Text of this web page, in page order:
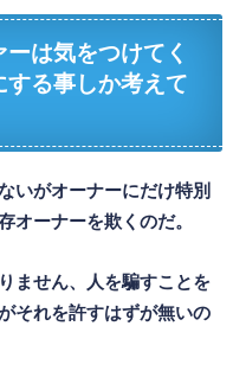
は気をつけてく
る事しか考えて
いがオーナーにだけ特別
オーナーを欺くのだ。
ません、人を騙すことを
それを許すはずが無いの